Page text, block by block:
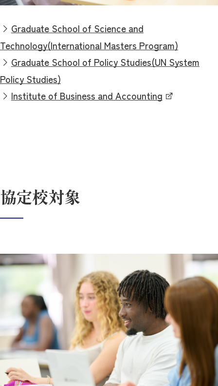
Graduate School of Science and
Technology(International Masters Program)
Graduate School of Policy Studies(UN System
Policy Studies)
Institute of Business and Accounting
協定校対象